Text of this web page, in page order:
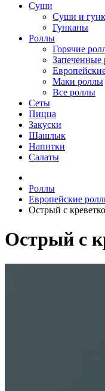
Суши
Суши и
Гунканы
Роллы
Горячие
Запеченные
Маки роллы
Все роллы
Сеты
Пицца
Закуски
Шашлык
Напитки
Салаты
Роллы
Европейские
Острый с
Острый с